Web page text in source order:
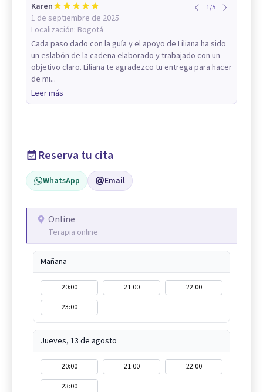
Karen
1 de septiembre de 2025
Localización: Bogotá
1/5
Cada paso dado con la guía y el apoyo de Liliana ha sido
un eslabón de la cadena elaborado y trabajado con un
objetivo claro. Liliana te agradezco tu entrega para hacer
de mi...
Leer más
Reserva tu cita
WhatsApp Email
Online
Terapia online
Mañana
20:00 21:00
22:00
23:00
Jueves, 13 de agosto
20:00 21:00
22:00
23:00